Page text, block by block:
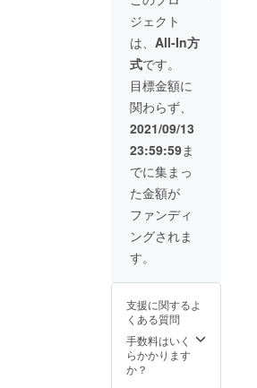
（税・
送料込
み） ※※
色はお
まかせ
です。
※ご注文
状況、
使用部
材の供
給状
況、製
造工程
上の都
合等に
より出
荷時期
があり
ジェクト
は、 All-In方
式です。
目標金額に
関わらず、
2021/09/13
23:59:59ま
でに集まっ
た金額が
ファンディ
ングされま
す。
支援に関するよ
くある質問
手数料はいく
らかかります
か？